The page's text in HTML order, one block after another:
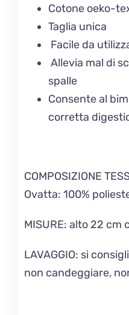
Cotone oeko-
Taglia unica
Facile da
Allevia mal di
spalle
Consente al
corretta
COMPOSIZIONE
Ovatta: 100%
MISURE: alto 22 cm
LAVAGGIO: si
non candeggiare,